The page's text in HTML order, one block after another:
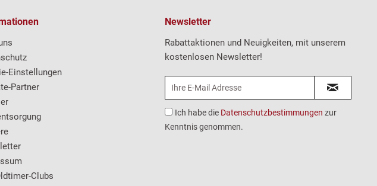
Einstellungen
Partner
Clubs
Newsletter
Rabattaktionen und Neuigkeiten, mit unserem
kostenlosen Newsletter!
Ich habe die Datenschutzbestimmungen zur
Kenntnis genommen.